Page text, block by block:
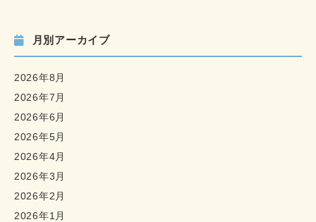
月別アーカイブ
2026年8月
2026年7月
2026年6月
2026年5月
2026年4月
2026年3月
2026年2月
2026年1月